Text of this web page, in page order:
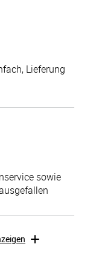
Lieferung
sowie